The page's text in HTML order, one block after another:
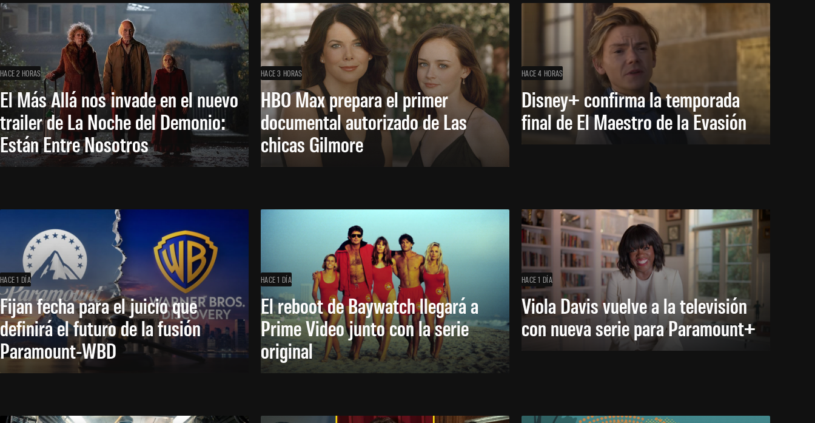
HACE 2 HORAS
El Más Allá nos invade en el nuevo
trailer de La Noche del Demonio:
Están Entre Nosotros
HACE 3 HORAS
HBO Max prepara el primer
documental autorizado de Las
chicas Gilmore
HACE 4 HORAS
Disney+ confirma la temporada
final de El Maestro de la Evasión
HACE 1 DÍA
Fijan fecha para el juicio que
definirá el futuro de la fusión
Paramount-WBD
HACE 1 DÍA
El reboot de Baywatch llegará a
Prime Video junto con la serie
original
HACE 1 DÍA
Viola Davis vuelve a la televisión
con nueva serie para Paramount+